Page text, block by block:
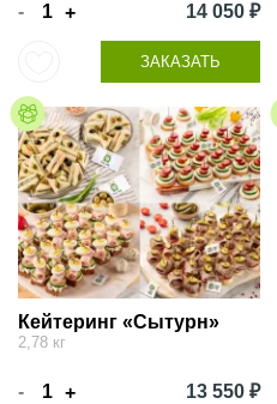
- + 14 050 ₽
ЗАКАЗАТЬ
Кейтеринг «Сытурн»
2,78 кг
- + 13 550 ₽